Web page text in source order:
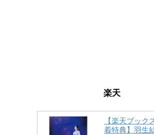
楽天
【楽天ブック
着特典】羽生